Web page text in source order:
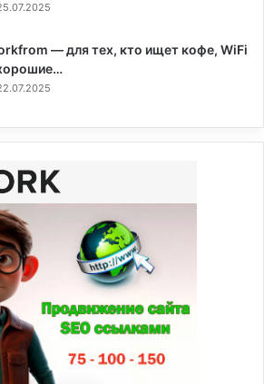
— для тех, кто ищет кофе, WiFi